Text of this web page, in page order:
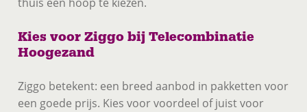
Kies voor Ziggo bij Telecombinatie
Hoogezand
Ziggo betekent: een breed aanbod in pakketten voor
een goede prijs. Kies voor voordeel of juist voor